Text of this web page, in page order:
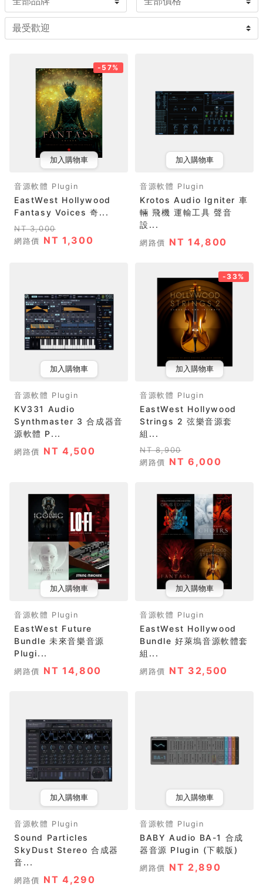
-57%
加入購物車
音源軟體 Plugin
EastWest Hollywood
Fantasy Voices 奇...
NT 3,000
網路價 NT 1,300
加入購物車
音源軟體 Plugin
Krotos Audio Igniter 車
輛 飛機 運輸工具 聲音
設...
網路價 NT 14,800
加入購物車
音源軟體 Plugin
KV331 Audio
Synthmaster 3 合成器音
源軟體 P...
網路價 NT 4,500
-33%
加入購物車
音源軟體 Plugin
EastWest Hollywood
Strings 2 弦樂音源套
組...
NT 8,900
網路價 NT 6,000
加入購物車
音源軟體 Plugin
EastWest Future
Bundle 未來音樂音源
Plugi...
網路價 NT 14,800
加入購物車
音源軟體 Plugin
EastWest Hollywood
Bundle 好萊塢音源軟體套
組...
網路價 NT 32,500
加入購物車
音源軟體 Plugin
Sound Particles
SkyDust Stereo 合成器
音...
網路價 NT 4,290
加入購物車
音源軟體 Plugin
BABY Audio BA-1 合成
器音源 Plugin (下載版)
網路價 NT 2,890